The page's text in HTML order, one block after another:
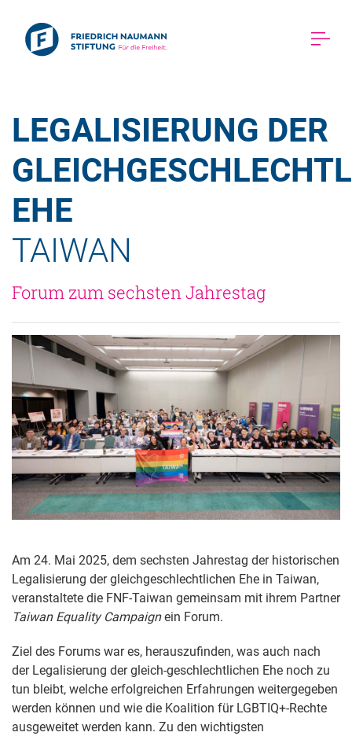
LEGALISIERUNG DER
EHE
TAIWAN
Forum zum sechsten Jahrestag
Am 24. Mai 2025, dem sechsten Jahrestag der historischen
Legalisierung der gleichgeschlechtlichen Ehe in Taiwan,
veranstaltete die FNF-Taiwan gemeinsam mit ihrem Partner
Taiwan Equality Campaignein Forum.
Ziel des Forums war es, herauszufinden, was auch nach
der Legalisierung der gleich-geschlechtlichen Ehe noch zu
tun bleibt, welche erfolgreichen Erfahrungen weitergegeben
werden können und wie die Koalition für LGBTIQ+-Rechte
ausgeweitet werden kann. Zu den wichtigsten